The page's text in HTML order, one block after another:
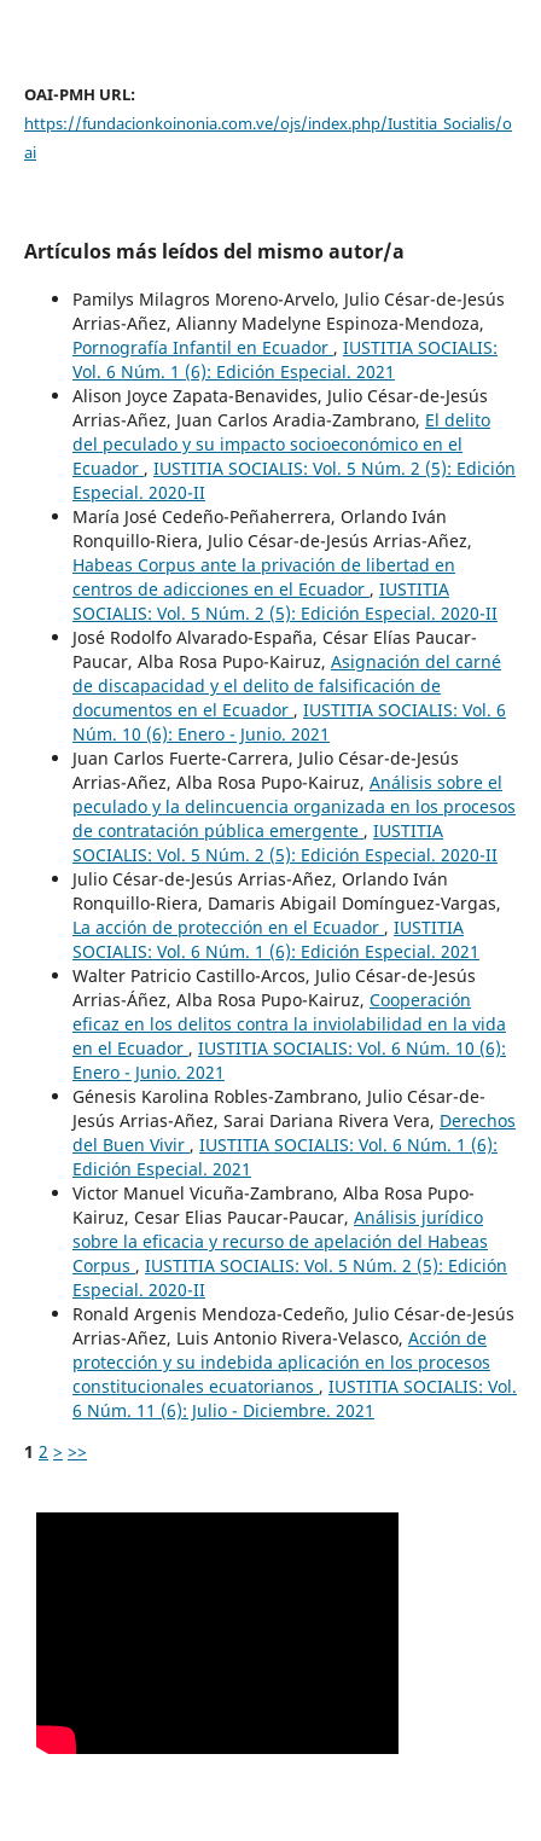
OAI-PMH URL:
https://fundacionkoinonia.com.ve/ojs/index.php/Iustitia_Socialis/o
ai
Artículos más leídos del mismo autor/a
Pamilys Milagros Moreno-Arvelo, Julio César-de-Jesús
Arrias-Añez, Alianny Madelyne Espinoza-Mendoza,
Pornografía Infantil en Ecuador , IUSTITIA SOCIALIS:
Vol. 6 Núm. 1 (6): Edición Especial. 2021
Alison Joyce Zapata-Benavides, Julio César-de-Jesús
Arrias-Añez, Juan Carlos Aradia-Zambrano, El delito
del peculado y su impacto socioeconómico en el
Ecuador , IUSTITIA SOCIALIS: Vol. 5 Núm. 2 (5): Edición
Especial. 2020-II
María José Cedeño-Peñaherrera, Orlando Iván
Ronquillo-Riera, Julio César-de-Jesús Arrias-Añez,
Habeas Corpus ante la privación de libertad en
centros de adicciones en el Ecuador , IUSTITIA
SOCIALIS: Vol. 5 Núm. 2 (5): Edición Especial. 2020-II
José Rodolfo Alvarado-España, César Elías Paucar-
Paucar, Alba Rosa Pupo-Kairuz, Asignación del carné
de discapacidad y el delito de falsificación de
documentos en el Ecuador , IUSTITIA SOCIALIS: Vol. 6
Núm. 10 (6): Enero - Junio. 2021
Juan Carlos Fuerte-Carrera, Julio César-de-Jesús
Arrias-Añez, Alba Rosa Pupo-Kairuz, Análisis sobre el
peculado y la delincuencia organizada en los procesos
de contratación pública emergente , IUSTITIA
SOCIALIS: Vol. 5 Núm. 2 (5): Edición Especial. 2020-II
Julio César-de-Jesús Arrias-Añez, Orlando Iván
Ronquillo-Riera, Damaris Abigail Domínguez-Vargas,
La acción de protección en el Ecuador , IUSTITIA
SOCIALIS: Vol. 6 Núm. 1 (6): Edición Especial. 2021
Walter Patricio Castillo-Arcos, Julio César-de-Jesús
Arrias-Áñez, Alba Rosa Pupo-Kairuz, Cooperación
eficaz en los delitos contra la inviolabilidad en la vida
en el Ecuador , IUSTITIA SOCIALIS: Vol. 6 Núm. 10 (6):
Enero - Junio. 2021
Génesis Karolina Robles-Zambrano, Julio César-de-
Jesús Arrias-Añez, Sarai Dariana Rivera Vera, Derechos
del Buen Vivir , IUSTITIA SOCIALIS: Vol. 6 Núm. 1 (6):
Edición Especial. 2021
Victor Manuel Vicuña-Zambrano, Alba Rosa Pupo-
Kairuz, Cesar Elias Paucar-Paucar, Análisis jurídico
sobre la eficacia y recurso de apelación del Habeas
Corpus , IUSTITIA SOCIALIS: Vol. 5 Núm. 2 (5): Edición
Especial. 2020-II
Ronald Argenis Mendoza-Cedeño, Julio César-de-Jesús
Arrias-Añez, Luis Antonio Rivera-Velasco, Acción de
protección y su indebida aplicación en los procesos
constitucionales ecuatorianos , IUSTITIA SOCIALIS: Vol.
6 Núm. 11 (6): Julio - Diciembre. 2021
1 2 > >>